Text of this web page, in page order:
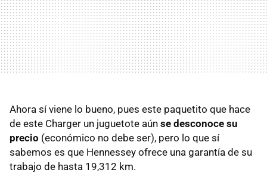
Ahora sí viene lo bueno, pues este paquetito que hace
de este Charger un juguetote aún se desconoce su
precio (económico no debe ser), pero lo que sí
sabemos es que Hennessey ofrece una garantía de su
trabajo de hasta 19,312 km.